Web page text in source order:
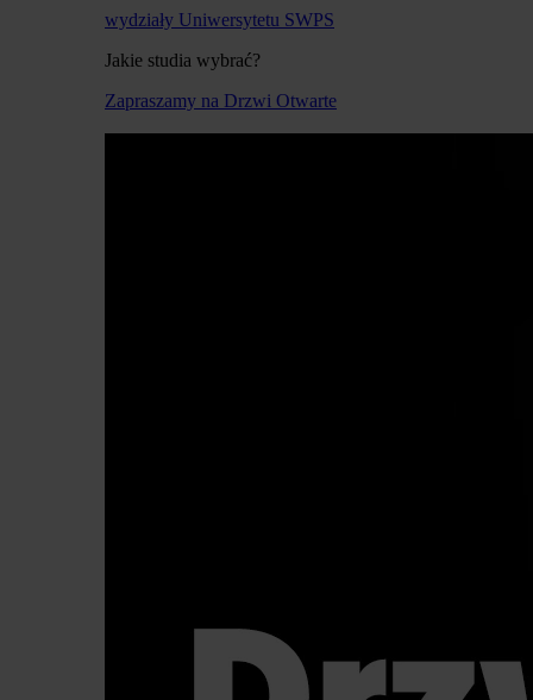
wydziały Uniwersytetu SWPS
Jakie studia wybrać?
Zapraszamy na Drzwi Otwarte